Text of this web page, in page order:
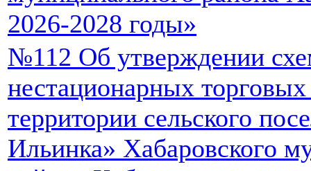
2026-2028 годы»
№112 Об утверждении
нестационарных торговых
территории сельского
Ильинка» Хабаровского